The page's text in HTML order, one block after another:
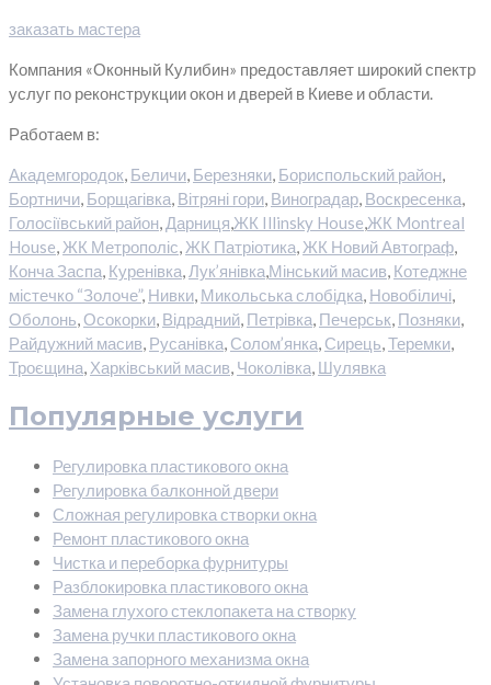
заказать мастера
Компания «Оконный Кулибин» предоставляет широкий спектр
услуг по реконструкции окон и дверей в Киеве и области.
Работаем в:
Академгородок, Беличи, Березняки, Бориспольский район,
Бортничи, Борщагівка, Вітряні гори, Виноградар, Воскресенка,
Голосіївський район, Дарниця,ЖК Illinsky House,ЖК Montreal
House, ЖК Метрополіс, ЖК Патріотика, ЖК Новий Автограф,
Конча Заспа, Куренівка, Лук’янівка,Мінський масив, Котеджне
містечко “Золоче”, Нивки, Микольська слобідка, Новобіличі,
Оболонь, Осокорки, Відрадний, Петрівка, Печерськ, Позняки,
Райдужний масив, Русанівка, Солом’янка, Сирець,Теремки,
Троєщина, Харківський масив, Чоколівка, Шулявка
Популярные услуги
Регулировка пластикового окна
Регулировка балконной двери
Сложная регулировка створки окна
Ремонт пластикового окна
Чистка и переборка фурнитуры
Разблокировка пластикового окна
Замена глухого стеклопакета на створку
Замена ручки пластикового окна
Замена запорного механизма окна